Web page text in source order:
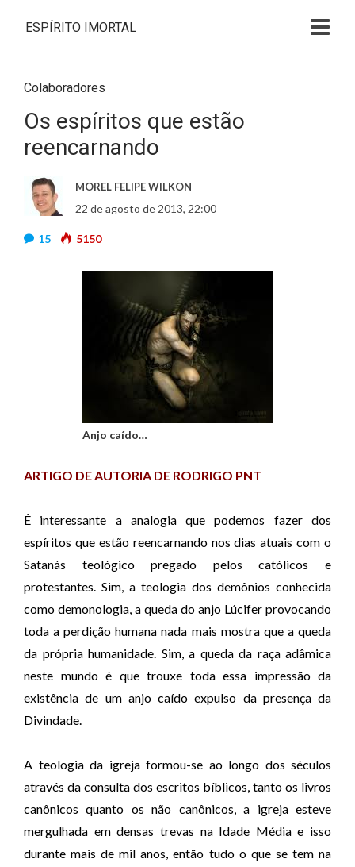
ESPÍRITO IMORTAL
Colaboradores
Os espíritos que estão
reencarnando
MOREL FELIPE WILKON
22 de agosto de 2013, 22:00
15 5150
Anjo caído…
ARTIGO DE AUTORIA DE RODRIGO PNT
É interessante a analogia que podemos fazer dos
espíritos que estão reencarnando nos dias atuais com o
Satanás teológico pregado pelos católicos e
protestantes. Sim, a teologia dos demônios conhecida
como demonologia, a queda do anjo Lúcifer provocando
toda a perdição humana nada mais mostra que a queda
da própria humanidade. Sim, a queda da raça adâmica
neste mundo é que trouxe toda essa impressão da
existência de um anjo caído expulso da presença da
Divindade.
A teologia da igreja formou-se ao longo dos séculos
através da consulta dos escritos bíblicos, tanto os livros
canônicos quanto os não canônicos, a igreja esteve
mergulhada em densas trevas na Idade Média e isso
durante mais de mil anos, então tudo o que se tem na